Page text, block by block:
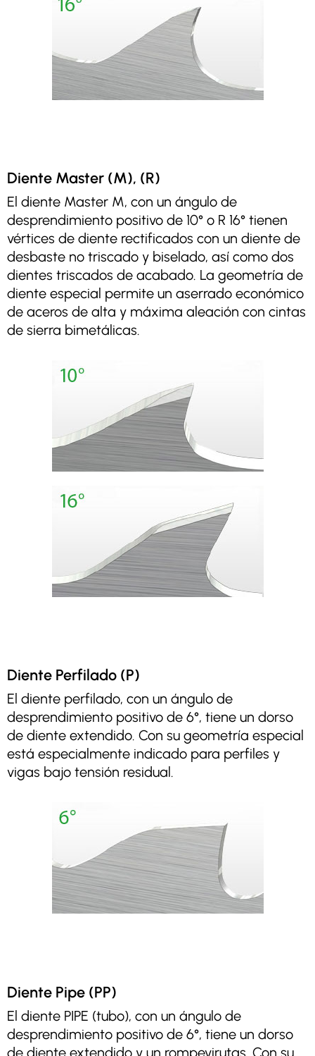
Diente Master (M), (R)
El diente Master M, con un ángulo de
desprendimiento positivo de 10° o R 16° tienen
vértices de diente rectificados con un diente de
desbaste no triscado y biselado, así como dos
dientes triscados de acabado. La geometría de
diente especial permite un aserrado económico
de aceros de alta y máxima aleación con cintas
de sierra bimetálicas.
Diente Perfilado (P)
El diente perfilado, con un ángulo de
desprendimiento positivo de 6°, tiene un dorso
de diente extendido. Con su geometría especial
está especialmente indicado para perfiles y
vigas bajo tensión residual.
Diente Pipe (PP)
El diente PIPE (tubo), con un ángulo de
desprendimiento positivo de 6°, tiene un dorso
de diente extendido y un rompevirutas. Con su